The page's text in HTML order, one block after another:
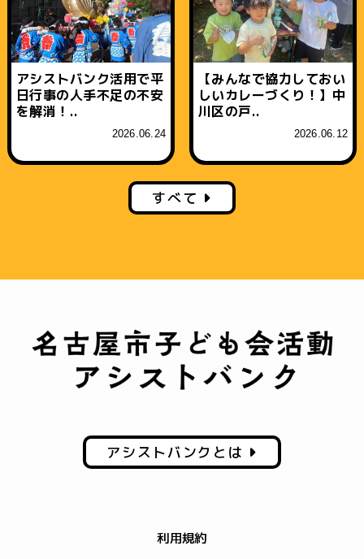
アシストバンク活用で平
日行事の人手不足の不安
を解消！..
2026.06.24
【みんなで協力しておい
しいカレーづくり！】中
川区の戸..
2026.06.12
すべて
アシストバンクとは
利用規約